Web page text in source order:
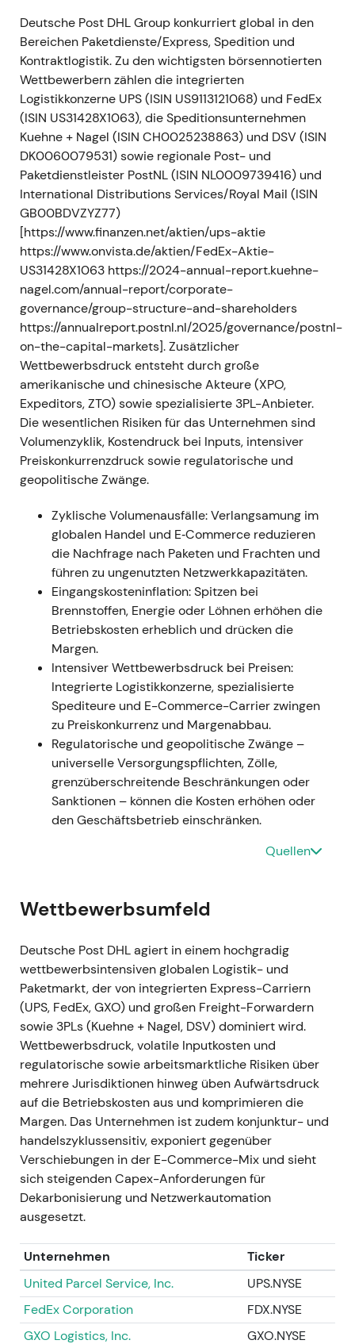
die Aktie konsolidierte nahe der jüngsten Hochs.
Februar–März 2022 — Russland/Ukraine-Krieg:
Serviceaussetzungen und Betriebsschließungen
- Ereignis: DHL suspendierte eingehende
Sendungen nach Russland und Belarus und schloss
Standorte in der Ukraine (Sicherheitslage und
Luftraumsperrungen); das Management kündigte
später den Rückzug aus dem russischen
Inlandstransport zum 1. September 2022 an[11] ,[12],
[23],[14]. - Einordnung: Anleger sahen dies als
notwendige Compliance-Maßnahme mit
begrenzter langfristiger EBIT-Wirkung, aber
kurzfristiger operativer Störung und erhöhter
Volatilität in den globalen Lieferketten. - Technisch:
Erhöhte Volatilität und kurzfristige Kursrückgänge;
sektorweite Risikoaversion.
2022 (Gesamtjahr) — Neues EBIT-Rekord trotz
makro- und geopolitischem Gegenwind-
Ereignis: Die Gruppe meldete erneut einen Rekord-
Betriebsgewinn für 2022 (EBIT nochmals über
Vorjahr), getragen von starker Performance in den
international ausgerichteten DHL-Divisionen – trotz
einer gewissen Abschwächung im vierten Quartal
Widerstandsfähigkeit und Preissetzungsmacht im
Fracht- und Expressgeschäft an, begann aber die
Nachhaltigkeit zu hinterfragen, da eine
Normalisierung der Frachtraten absehbar wurde. -
Technisch: Kurshoch im Umfeld der
Rekordergebnisse, anschließend Übergang in eine
Seitwärtsphase, während Anleger die
Dauerhaftigkeit der hohen Margen neu beurteilten.
Januar–März 2023 — Große ver.di-Warnstreiks
und Arbeitskampfmaßnahmen- Ereignis:
Weitreichende Warnstreiks in Brief- und
Paketzentren sowie in der Zustellung (zehntausende
Beschäftigte beteiligt), da ver.di deutliche
Lohnerhöhungen von bis zu rund 15 % forderte; im
März 2023 stimmten die Mitglieder für einen
möglichen unbefristeten Streik[40],[41],[47]
strukturelle Lohnkostenrisiken und Zustellausfälle im
Kurzfristige Kursrückgänge und Volatilitätsspitzen
eingepreist.
Q1 2023 — Normalisierung sichtbar;
szenariobasierte Prognose ausgegeben- Ereignis:
Der Umsatz fiel im ersten Quartal 2023 auf rund
20,9 Mrd. €, das konsolidierte EBIT sank auf rund
1,638 Mrd. € (ca. −24 % gegenüber Vorjahr); das
Management gab eine szenariobasierte
Jahresprognose aus (Konzern-EBIT 6,0–7,0 Mrd. €),
die die makroökonomische Unsicherheit und die
Normalisierung der Frachtraten widerspiegelte
[54],[58]. - Einordnung: Der Markt wechselte vom
Narrativ eines „Superzyklus" zu einer Einschätzung
der Deutschen Post als zyklischen Logistikkonzern;
Kostendisziplin und Cashflow-Generierung rückten
Wachstum. - Technisch: Abwärtstrend und
Kursrückgang durch 2023, da Anleger das
Unternehmen auf einen niedrigeren normalisierten
Gewinnpfad neu bewerteten.
Deutsche Post DHL Group konkurriert global in den
Bereichen Paketdienste/Express, Spedition und
Kontraktlogistik. Zu den wichtigsten börsennotierten
Wettbewerbern zählen die integrierten
Logistikkonzerne UPS (ISIN US9113121068) und FedEx
(ISIN US31428X1063), die Speditionsunternehmen
Kuehne + Nagel (ISIN CH0025238863) und DSV (ISIN
DK0060079531) sowie regionale Post- und
Paketdienstleister PostNL (ISIN NL0009739416) und
International Distributions Services/Royal Mail (ISIN
GB00BDVZYZ77)
[https://www.finanzen.net/aktien/ups-aktie
https://www.onvista.de/aktien/FedEx-Aktie-
US31428X1063 https://2024-annual-report.kuehne-
nagel.com/annual-report/corporate-
governance/group-structure-and-shareholders
https://annualreport.postnl.nl/2025/governance/postnl-
on-the-capital-markets]. Zusätzlicher
Wettbewerbsdruck entsteht durch große
amerikanische und chinesische Akteure (XPO,
Expeditors, ZTO) sowie spezialisierte 3PL-Anbieter.
Die wesentlichen Risiken für das Unternehmen sind
Volumenzyklik, Kostendruck bei Inputs, intensiver
Preiskonkurrenzdruck sowie regulatorische und
geopolitische Zwänge.
Zyklische Volumenausfälle: Verlangsamung im
globalen Handel und E‑Commerce reduzieren
die Nachfrage nach Paketen und Frachten und
führen zu ungenutzten Netzwerkkapazitäten.
Eingangskosteninflation: Spitzen bei
Brennstoffen, Energie oder Löhnen erhöhen die
Betriebskosten erheblich und drücken die
Margen.
Intensiver Wettbewerbsdruck bei Preisen:
Integrierte Logistikkonzerne, spezialisierte
Spediteure und E-Commerce-Carrier zwingen
zu Preiskonkurrenz und Margenabbau.
Regulatorische und geopolitische Zwänge –
universelle Versorgungspflichten, Zölle,
grenzüberschreitende Beschränkungen oder
Sanktionen – können die Kosten erhöhen oder
den Geschäftsbetrieb einschränken.
Quellen
Wettbewerbsumfeld
Deutsche Post DHL agiert in einem hochgradig
wettbewerbsintensiven globalen Logistik- und
Paketmarkt, der von integrierten Express-Carriern
(UPS, FedEx, GXO) und großen Freight-Forwardern
sowie 3PLs (Kuehne + Nagel, DSV) dominiert wird.
Wettbewerbsdruck, volatile Inputkosten und
regulatorische sowie arbeitsmarktliche Risiken über
mehrere Jurisdiktionen hinweg üben Aufwärtsdruck
auf die Betriebskosten aus und komprimieren die
Margen. Das Unternehmen ist zudem konjunktur- und
handelszyklussensitiv, exponiert gegenüber
Verschiebungen in der E-Commerce-Mix und sieht
sich steigenden Capex-Anforderungen für
Dekarbonisierung und Netzwerkautomation
ausgesetzt.
Unternehmen
Ticker
United Parcel Service, Inc.
UPS.NYSE
FedEx Corporation
FDX.NYSE
GXO Logistics, Inc.
GXO.NYSE